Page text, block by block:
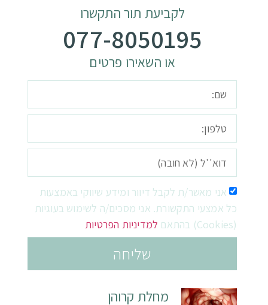
לקביעת תור התקשרו
077-8050195
או השאירו פרטים
אני מאשר/ת לקבל דיוור ומידע שיווקי באמצעות
כל אמצעי התקשורת. אני מסכים/ה לשימוש בעוגיות
(Cookies) בהתאם
למדיניות הפרטיות
שליחה
מחלת קרוהן